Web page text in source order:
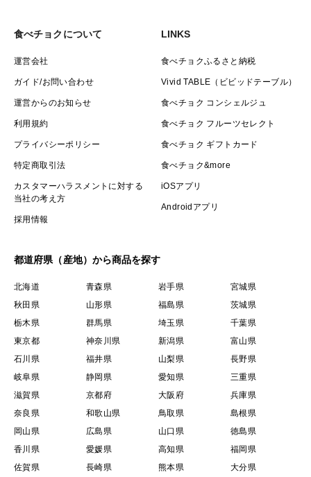
食べチョクについて
運営会社
ガイド/お問い合わせ
運営からのお知らせ
利用規約
プライバシーポリシー
特定商取引法
カスタマーハラスメントに対する
当社の考え方
採用情報
LINKS
食べチョクふるさと納税
Vivid TABLE（ビビッドテーブル）
食べチョク コンシェルジュ
食べチョク フルーツセレクト
食べチョク ギフトカード
食べチョク&more
iOSアプリ
Androidアプリ
都道府県（産地）から商品を探す
北海道 青森県 岩手県
宮城県
秋田県
山形県 福島県
茨城県
栃木県
群馬県 埼玉県
千葉県
東京都
神奈川県 新潟県
富山県
石川県
福井県 山梨県
長野県
岐阜県
静岡県 愛知県
三重県
滋賀県
京都府 大阪府
兵庫県
奈良県
和歌山県 鳥取県
島根県
岡山県
広島県 山口県
徳島県
香川県
愛媛県 高知県
福岡県
佐賀県
長崎県 熊本県 大分県